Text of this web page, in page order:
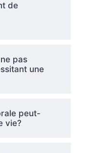
de
pas
une
peut-
vie?